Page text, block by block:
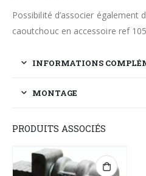
Possibilité d’associer également
caoutchouc en accessoire ref
INFORMATIONS
MONTAGE
PRODUITS ASSOCIÉS